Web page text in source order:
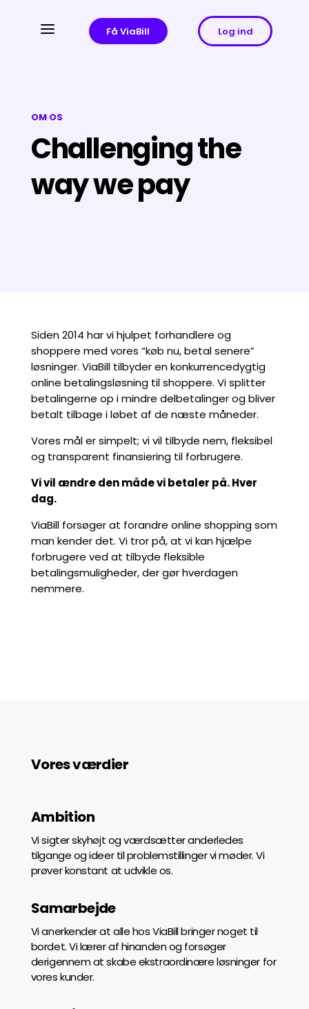
a Få ViaBill Log ind
OM OS
Challenging the
way we pay
Siden 2014 har vi hjulpet forhandlere og
shoppere med vores “køb nu, betal senere”
løsninger. ViaBill tilbyder en konkurrencedygtig
online betalingsløsning til shoppere. Vi splitter
betalingerne op i mindre delbetalinger og bliver
betalt tilbage i løbet af de næste måneder.
Vores mål er simpelt; vi vil tilbyde nem, fleksibel
og transparent finansiering til forbrugere.
Vi vil ændre den måde vi betaler på. Hver
dag.
ViaBill forsøger at forandre online shopping som
man kender det. Vi tror på, at vi kan hjælpe
forbrugere ved at tilbyde fleksible
betalingsmuligheder, der gør hverdagen
nemmere.
Vores værdier
Ambition
Vi sigter skyhøjt og værdsætter anderledes
tilgange og ideer til problemstillinger vi møder. Vi
prøver konstant at udvikle os.
Samarbejde
Vi anerkender at alle hos ViaBill bringer noget til
bordet. Vi lærer af hinanden og forsøger
derigennem at skabe ekstraordinære løsninger for
vores kunder.